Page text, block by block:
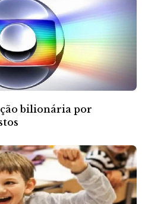
bilionária por